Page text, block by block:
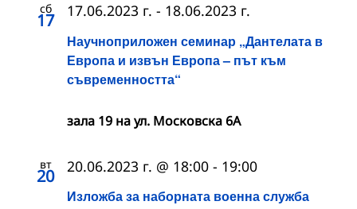
сб
17
Научноприложен семинар „Дантелата в
Европа и извън Европа – път към
съвременността“
17.06.2023 г. - 18.06.2023 г.
зала 19 на ул. Московска 6А
вт
20
Изложба за наборната военна служба
20.06.2023 г. @ 18:00 - 19:00